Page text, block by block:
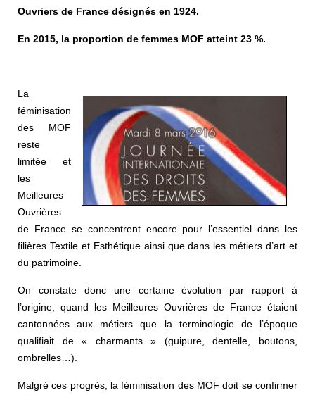
Ouvriers de France désignés en 1924.
En 2015, la proportion de femmes MOF atteint 23 %.
La
féminisation
des MOF
reste
limitée et
les
Meilleures
Ouvrières
de France se concentrent encore pour l’essentiel dans les
filières Textile et Esthétique ainsi que dans les métiers d’art et
du patrimoine.
On constate donc une certaine évolution par rapport à
l’origine, quand les Meilleures Ouvrières de France étaient
cantonnées aux métiers que la terminologie de l’époque
qualifiait de « charmants » (guipure, dentelle, boutons,
ombrelles…).
Malgré ces progrès, la féminisation des MOF doit se confirmer